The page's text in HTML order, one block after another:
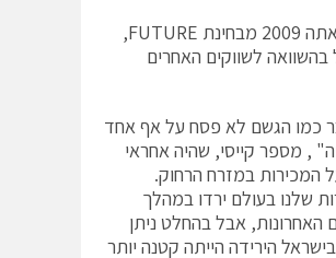
איך נראתה 2009 מבחינת FUTURE,
לשווקים האחרים
כמו הגשם לא פסח על אף אחד
, מספר קייסי, שהיה אחראי
המכירות במזרח הרחוק.
שלנו בעולם ירדו במהלך
האחרונות, אבל בהחלט ניתן
הירידה הייתה קטנה יותר